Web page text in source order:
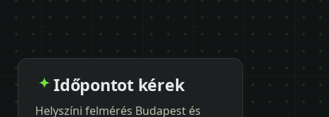
Időpontot kérek
Helyszíni felmérés Budapest és